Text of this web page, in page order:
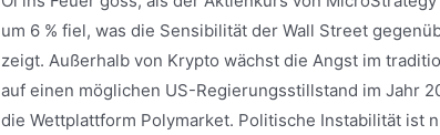
um 6 % fiel, was die Sensibilität der Wall Street
zeigt. Außerhalb von Krypto wächst die Angst im
auf einen möglichen US-Regierungsstillstand im Jahr
die Wettplattform Polymarket. Politische Instabilität ist